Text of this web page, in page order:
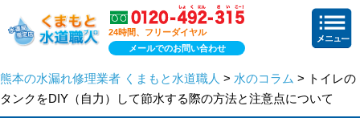
24時間、フリーダイヤル
メールでのお問い合わせ
熊本の水漏れ修理業者 くまもと水道職人 > 水のコラム > トイレの
タンクをDIY（自力）して節水する際の方法と注意点について